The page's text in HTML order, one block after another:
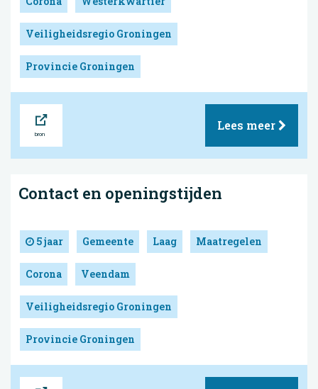
Veiligheidsregio Groningen
Provincie Groningen
Lees meer
Contact en openingstijden
5 jaar Gemeente Laag Maatregelen
Corona Veendam
Veiligheidsregio Groningen
Provincie Groningen